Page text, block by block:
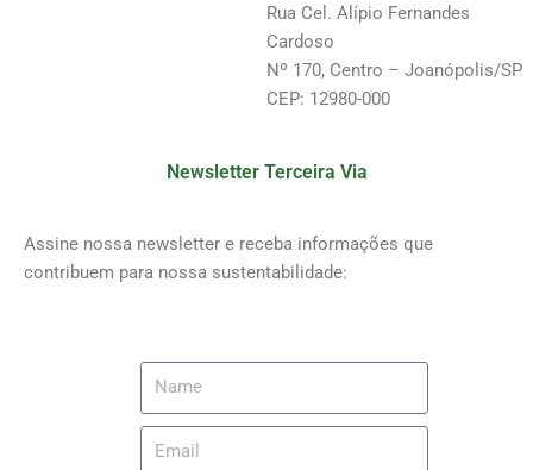
Rua Cel. Alípio Fernandes
Cardoso
Nº 170, Centro – Joanópolis/SP
CEP: 12980-000
Newsletter Terceira Via
Assine nossa newsletter e receba informações que
contribuem para nossa sustentabilidade: